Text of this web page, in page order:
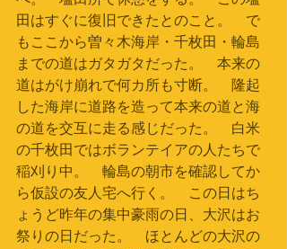
田はすぐに復旧できたとのこと。　で
もここから曽々木海岸・千枚田・輪島
までの道はガタガタだった。　本来の
道はがけ崩れで何カ所も寸断。　隆起
した海岸に道路を造って本来の道と海
の道を交互に走る感じだった。　白米
の千枚田ではボランテイアの人たちで
稲刈り中。　輪島の朝市を確認してか
ら仮設の友人宅へ行く。　この日はち
ょうど昨年の集中豪雨の日、大沢はお
祭りの日だった。　ほとんどの大沢の